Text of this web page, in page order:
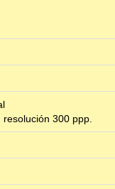
300 ppp.